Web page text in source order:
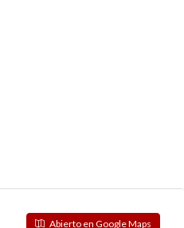
Abierto en Google Maps